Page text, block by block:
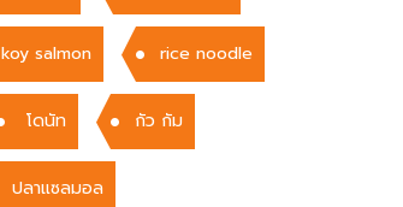
koy salmon rice noodle
โดนัท กัว กัม
ปลาแซลมอล